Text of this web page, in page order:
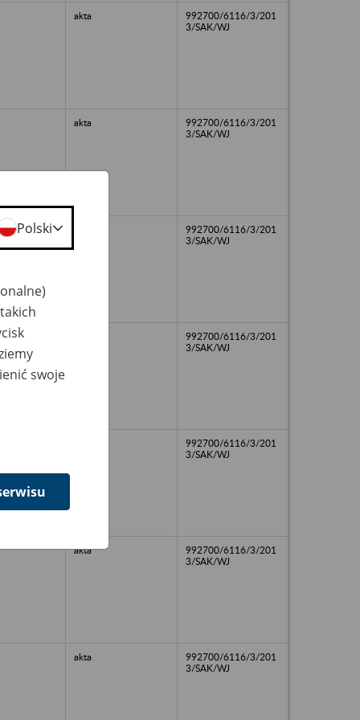
akta
992700/6116/3/201
3/SAK/WJ
akta
992700/6116/3/201
3/SAK/WJ
992700/6116/3/201
3/SAK/WJ
992700/6116/3/201
3/SAK/WJ
992700/6116/3/201
3/SAK/WJ
akta
992700/6116/3/201
3/SAK/WJ
akta
992700/6116/3/201
3/SAK/WJ
Polski
swoje